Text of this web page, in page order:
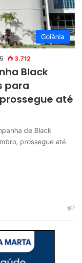
Goiânia
3.712
Black
para
até
de Black
prossegue até